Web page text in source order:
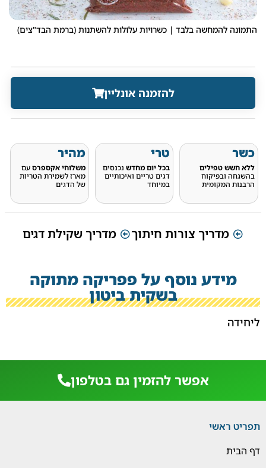
התמונה להמחשה בלבד | כשרויות עלולות להשתנות (ברמת הבד"צים)
להזמנה אונליין
כשר
ללא חשש טפילים
בהשגחה ובפיקוח
הרבנות המקומית
טרי
בכל יום מחדשנכנסים
דגים טריים ואיכותיים
במיוחד
מהיר
משלוחי אקספרסעם
מארז לשמירת הטריות
של הדגים
מדריך צורות חיתוך מדריך שקילת דגים
מידע נוסף על פפריקה מתוקה
בשקית ביטון
ליחידה
אפשר להזמין גם בטלפון
תפריט ראשי
דף הבית